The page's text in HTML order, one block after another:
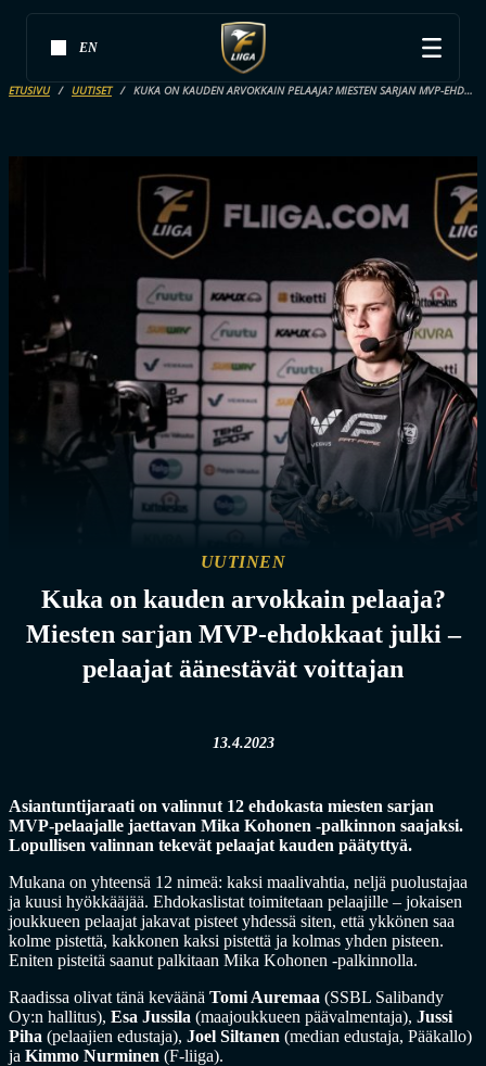
EN
ETUSIVU UUTISET KUKA ON KAUDEN ARVOKKAIN PELAAJA? MIESTEN SARJAN MVP-EHDOKKAAT JULKI – PELAAJAT ÄÄNESTÄVÄT VOITTAJAN
UUTINEN
Kuka on kauden arvokkain pelaaja?
Miesten sarjan MVP-ehdokkaat julki –
pelaajat äänestävät voittajan
13.4.2023
Asiantuntijaraati on valinnut 12 ehdokasta miesten sarjan
MVP-pelaajalle jaettavan Mika Kohonen -palkinnon saajaksi.
Lopullisen valinnan tekevät pelaajat kauden päätyttyä.
Mukana on yhteensä 12 nimeä: kaksi maalivahtia, neljä puolustajaa
ja kuusi hyökkääjää. Ehdokaslistat toimitetaan pelaajille – jokaisen
joukkueen pelaajat jakavat pisteet yhdessä siten, että ykkönen saa
kolme pistettä, kakkonen kaksi pistettä ja kolmas yhden pisteen.
Eniten pisteitä saanut palkitaan Mika Kohonen -palkinnolla.
Raadissa olivat tänä keväänä Tomi Auremaa (SSBL Salibandy
Oy:n hallitus), Esa Jussila (maajoukkueen päävalmentaja), Jussi
Piha (pelaajien edustaja), Joel Siltanen (median edustaja, Pääkallo)
ja Kimmo Nurminen (F-liiga).